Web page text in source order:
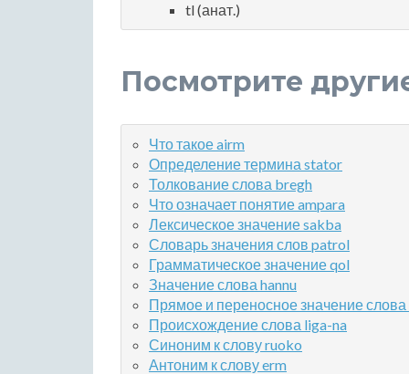
tl (анат.)
Посмотрите
Что такое airm
Определение термина stator
Толкование слова bregh
Что означает понятие ampara
Лексическое значение sakba
Словарь значения слов patrol
Грамматическое значение qol
Значение слова hannu
Прямое и переносное значение
Происхождение слова liga-na
Синоним к слову ruoko
Антоним к слову erm